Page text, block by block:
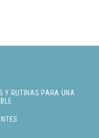
Y RUTINAS PARA UNA